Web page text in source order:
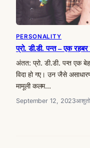
PERSONALITY
प्रो. डी.डी. पन्त – एक रहबर
अंतत: प्रो. डी.डी. पन्त एक
विदा हो गए। उन जैसे
मामूली कलम…
September 12, 2023